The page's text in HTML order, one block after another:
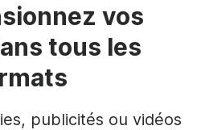
vos
tous les
publicités ou vidéos